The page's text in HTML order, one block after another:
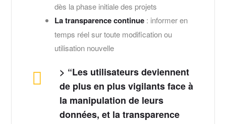
dès la phase initiale des projets
La transparence continue : informer en
temps réel sur toute modification ou
utilisation nouvelle
> “Les utilisateurs deviennent
de plus en plus vigilants face à
la manipulation de leurs
données, et la transparence